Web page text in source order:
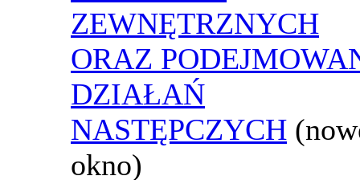
ZEWNĘTRZNYCH
ORAZ
DZIAŁAŃ
NASTĘPCZYCH
okno)